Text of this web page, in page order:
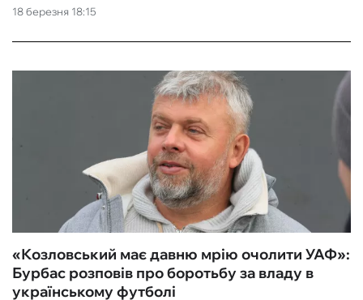
18 березня 18:15
«Козловський має давню мрію очолити УАФ»:
Бурбас розповів про боротьбу за владу в
українському футболі